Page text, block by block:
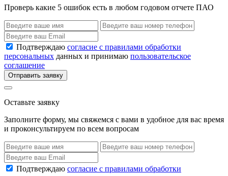
Проверь какие 5 ошибок есть в любом годовом отчете ПАО
Подтверждаю согласие с правилами обработки
персональных данных и принимаю пользовательское
соглашение
Отправить заявку
Оставьте заявку
Заполните форму, мы свяжемся с вами в удобное для вас время
и проконсультируем по всем вопросам
Подтверждаю согласие с правилами обработки